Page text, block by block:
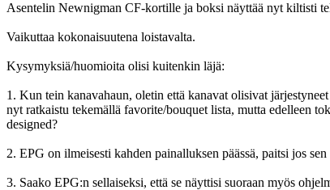
Asentelin Newnigman CF-kortille ja boksi näyttää nyt kiltisti
Vaikuttaa kokonaisuutena loistavalta.
Kysymyksiä/huomioita olisi kuitenkin läjä:
1. Kun tein kanavahaun, oletin että kanavat olisivat
nyt ratkaistu tekemällä favorite/bouquet lista, mutta edelleen
designed?
2. EPG on ilmeisesti kahden painalluksen päässä, paitsi jos
3. Saako EPG:n sellaiseksi, että se näyttisi suoraan myös